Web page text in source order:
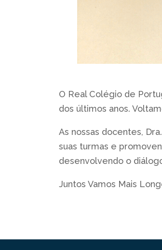
O Real Colégio de
dos últimos anos.
As nossas docentes,
suas turmas e
desenvolvendo o
Juntos Vamos Mais